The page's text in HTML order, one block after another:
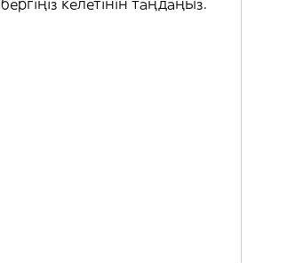
бергіңіз келетінін таңдаңыз.